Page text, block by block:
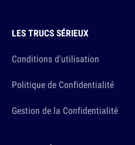
LES TRUCS SÉRIEUX
Conditions d'utilisation
Politique de Confidentialité
Gestion de la Confidentialité